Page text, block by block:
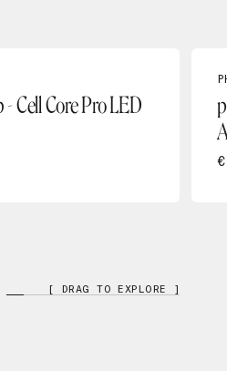
Cell Core Pro LED
[ DRAG TO EXPLORE ]